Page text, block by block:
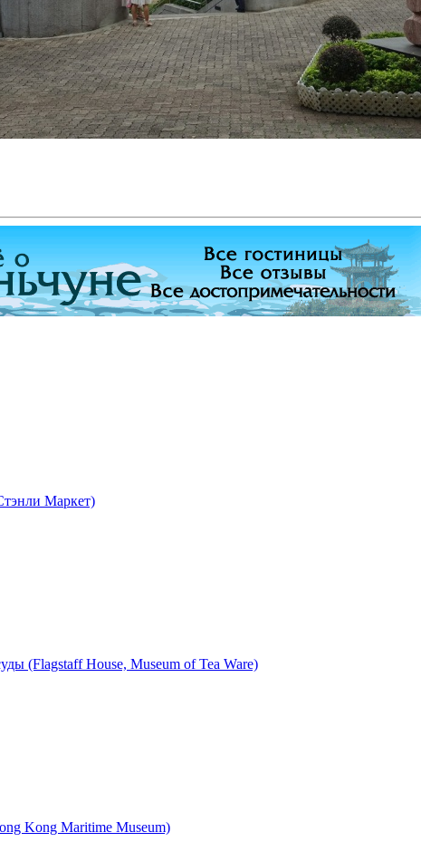
Маркет)
(Flagstaff House, Museum of Tea Ware)
Kong Maritime Museum)